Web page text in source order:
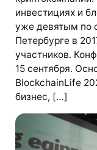
инвестициях и
уже девятым по
Петербурге в
участников.
15 сентября.
BlockchainLife
бизнес, […]